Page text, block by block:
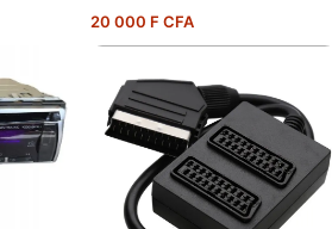
20 000 F CFA